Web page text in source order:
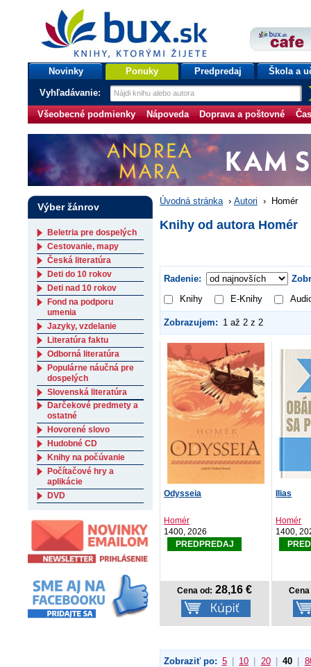
bux.sk
knihy, ktorými žijete
Úvodná stránka
Novinky Ponuky Predpredaj Škola a
Vyhľadávanie:
Všeobecné podmienky Nápoveda Doprava a poštovné
Úvodná stránka › Autori › Homér
Knihy od autora Homér
Radenie:
Knihy
E-Knihy
Zobrazujem: 1 až 2 z 2
Odysseia
Homér
1400, 2026
PREDPREDAJ
Cena od: 28,16 €
Ilias
Homér
1400,
Zobraziť po: 5 10 20 40
Výber žánrov
Beletria pre dospelých
Cestovanie, mapy
Česká literatúra
Deti do 10 rokov
Deti nad 10 rokov
Fond na podporu
umenia
Jazyky, vzdelanie
Literatúra faktu
Odborná literatúra
Populárne náučná pre
dospelých
Slovenská literatúra
Darčekové predmety a
ostatné
Hovorené slovo
Hudobné CD
Knihy na počúvanie
Počítačové hry a
aplikácie
DVD